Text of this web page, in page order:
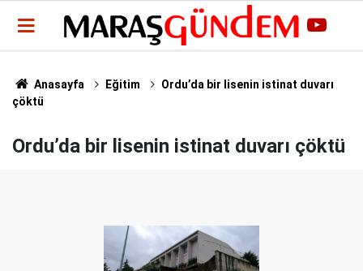
Anasayfa Eğitim
Ordu’da bir lisenin istinat duvarı
çöktü
Ordu’da bir lisenin istinat duvarı çöktü